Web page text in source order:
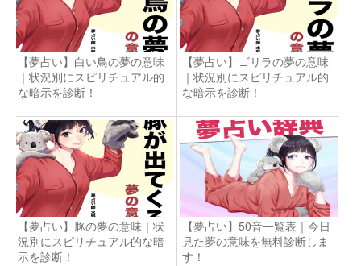
【夢占い】白い鳥の夢の意味
｜状況別にスピリチュアル的
な暗示を診断！
【夢占い】ゴリラの夢の意味
｜状況別にスピリチュアル的
な暗示を診断！
【夢占い】豚の夢の意味｜状
況別にスピリチュアル的な暗
示を診断！
【夢占い】50音一覧表｜今日
見た夢の意味を無料診断しま
す！